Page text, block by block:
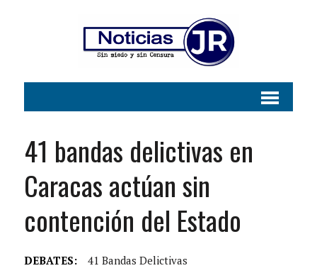
41 bandas delictivas en
Caracas actúan sin
contención del Estado
DEBATES:
41 Bandas Delictivas